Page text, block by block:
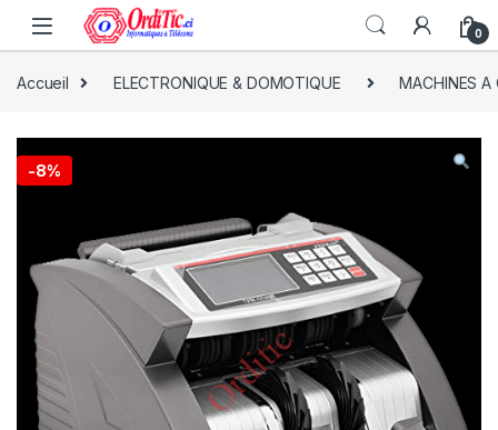
0
Accueil ELECTRONIQUE & DOMOTIQUE MACHINES A
-8%